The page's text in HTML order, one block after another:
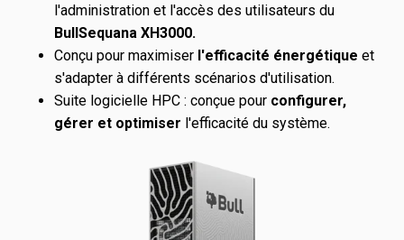
l'administration et l'accès des utilisateurs du
BullSequana XH3000.
Conçu pour maximiser l'efficacité énergétique et
s'adapter à différents scénarios d'utilisation.
Suite logicielle HPC : conçue pour configurer,
gérer et optimiser l'efficacité du système.